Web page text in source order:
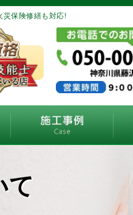
災保険修繕も対応!
て